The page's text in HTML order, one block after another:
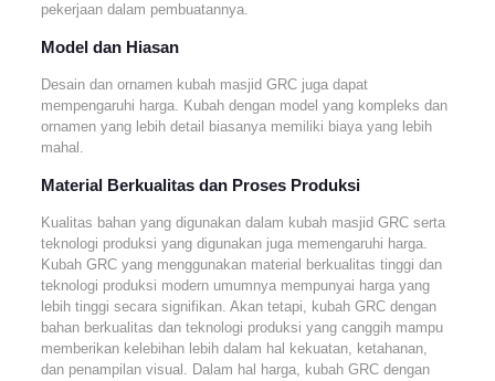
pekerjaan dalam pembuatannya.
Model dan Hiasan
Desain dan ornamen kubah masjid GRC juga dapat
mempengaruhi harga. Kubah dengan model yang kompleks dan
ornamen yang lebih detail biasanya memiliki biaya yang lebih
mahal.
Material Berkualitas dan Proses Produksi
Kualitas bahan yang digunakan dalam kubah masjid GRC serta
teknologi produksi yang digunakan juga memengaruhi harga.
Kubah GRC yang menggunakan material berkualitas tinggi dan
teknologi produksi modern umumnya mempunyai harga yang
lebih tinggi secara signifikan. Akan tetapi, kubah GRC dengan
bahan berkualitas dan teknologi produksi yang canggih mampu
memberikan kelebihan lebih dalam hal kekuatan, ketahanan,
dan penampilan visual. Dalam hal harga, kubah GRC dengan